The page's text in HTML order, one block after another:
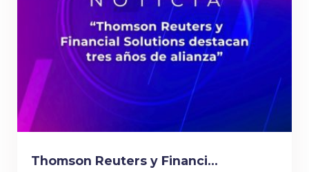
Thomson Reuters y Financi...